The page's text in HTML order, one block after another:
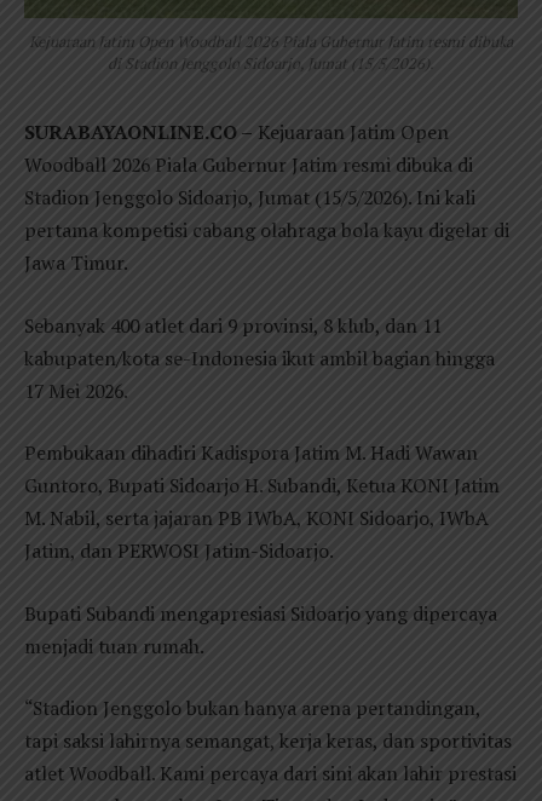
Kejuaraan Jatim Open Woodball 2026 Piala Gubernur Jatim resmi dibuka
di Stadion Jenggolo Sidoarjo, Jumat (15/5/2026).
SURABAYAONLINE.CO – Kejuaraan Jatim Open
Woodball 2026 Piala Gubernur Jatim resmi dibuka di
Stadion Jenggolo Sidoarjo, Jumat (15/5/2026). Ini kali
pertama kompetisi cabang olahraga bola kayu digelar di
Jawa Timur.
Sebanyak 400 atlet dari 9 provinsi, 8 klub, dan 11
kabupaten/kota se-Indonesia ikut ambil bagian hingga
17 Mei 2026.
Pembukaan dihadiri Kadispora Jatim M. Hadi Wawan
Guntoro, Bupati Sidoarjo H. Subandi, Ketua KONI Jatim
M. Nabil, serta jajaran PB IWbA, KONI Sidoarjo, IWbA
Jatim, dan PERWOSI Jatim-Sidoarjo.
Bupati Subandi mengapresiasi Sidoarjo yang dipercaya
menjadi tuan rumah.
“Stadion Jenggolo bukan hanya arena pertandingan,
tapi saksi lahirnya semangat, kerja keras, dan sportivitas
atlet Woodball. Kami percaya dari sini akan lahir prestasi